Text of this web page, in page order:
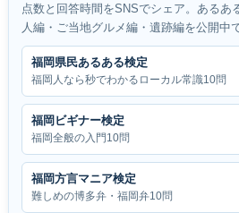
点数と回答時間をSNSでシェア。あるあ
人編・ご当地グルメ編・遺跡編を公開中で
福岡県民あるある検定
福岡人なら秒でわかるローカル常識10問
福岡ビギナー検定
福岡全般の入門10問
福岡方言マニア検定
難しめの博多弁・福岡弁10問